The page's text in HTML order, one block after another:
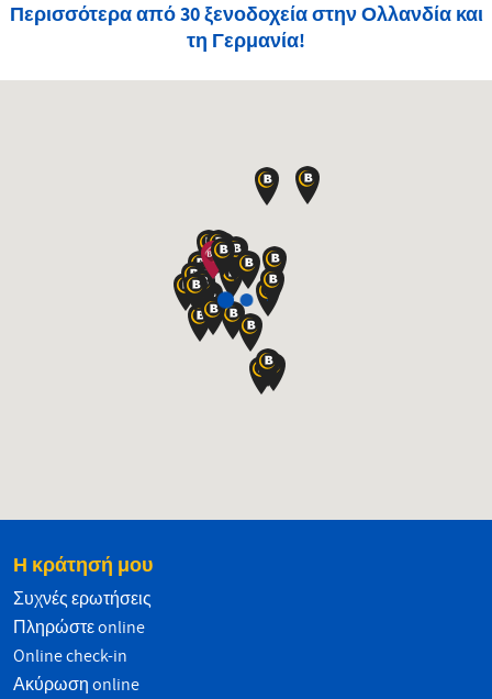
Περισσότερα από 30 ξενοδοχεία στην Ολλανδία και
τη Γερμανία!
Η κράτησή μου
Συχνές ερωτήσεις
Πληρώστε online
Online check-in
Ακύρωση online